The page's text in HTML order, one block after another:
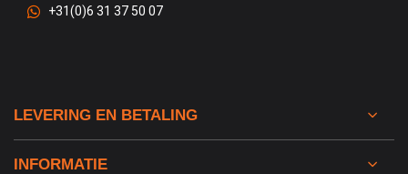
+31(0)6 31 37 50 07
LEVERING EN BETALING
INFORMATIE